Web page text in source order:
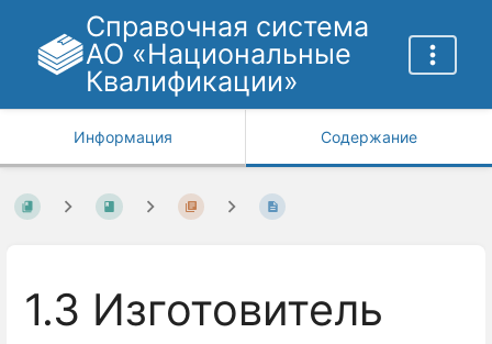
Справочная система
АО «Национальные
Квалификации»
Информация Содержание
1.3 Изготовитель